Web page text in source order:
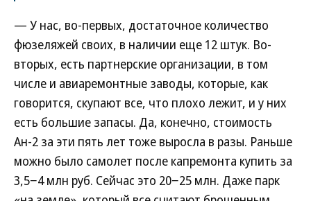
— У нас, во-первых, достаточное количество
фюзеляжей своих, в наличии еще 12 штук. Во-
вторых, есть партнерские организации, в том
числе и авиаремонтные заводы, которые, как
говорится, скупают все, что плохо лежит, и у них
есть большие запасы. Да, конечно, стоимость
Ан-2 за эти пять лет тоже выросла в разы. Раньше
можно было самолет после капремонта купить за
3,5−4 млн руб. Сейчас это 20−25 млн. Даже парк